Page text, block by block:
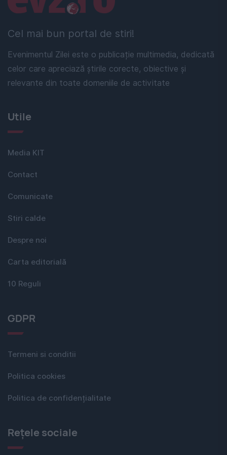
Cel mai bun portal de stiri!
Evenimentul Zilei este o publicație multimedia, dedicată
celor care apreciază știrile corecte, obiective și
relevante din toate domeniile de activitate
Utile
Media KIT
Contact
Comunicate
Stiri calde
Despre noi
Carta editorială
10 Reguli
GDPR
Termeni si conditii
Politica cookies
Politica de confidențialitate
Rețele sociale